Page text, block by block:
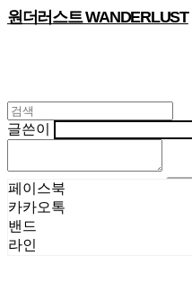
원더러스트 WANDERLUST
글쓴이
페이스북
카카오톡
밴드
라인